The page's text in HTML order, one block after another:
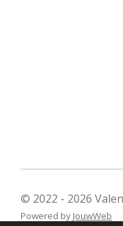
© 2022 - 2026
Powered by JouwWeb